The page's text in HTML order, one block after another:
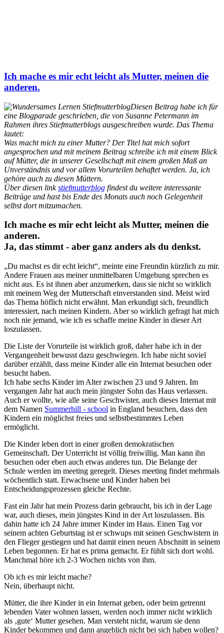
Ich mache es mir echt leicht als Mutter, meinen die
anderen.
Diesen Beitrag habe ich für
eine Blogparade geschrieben, die von Susanne Petermann im
Rahmen ihres Stiefmutterblogs ausgeschreiben wurde. Das Thema
lautet:
Was macht mich zu einer Mutter? Der Titel hat mich sofort
angesprochen und mit meinem Beitrag schreibe ich mit einem Blick
auf Mütter, die in unserer Gesellschaft mit einem großen Maß an
Unverständnis und vor allem Vorurteilen behaftet werden. Ja, ich
gehöre auch zu diesen Müttern.
Über diesen linkstiefmutterblog findest du weitere interessante
Beiträge und hast bis Ende des Monats auch noch Gelegenheit
selbst dort mitzumachen.
Ich mache es mir echt leicht als Mutter, meinen die
anderen.
Ja, das stimmt - aber ganz anders als du denkst.
„Du machst es dir echt leicht“, meinte eine Freundin kürzlich zu mir.
Andere Frauen aus meiner unmittelbaren Umgebung sprechen es
nicht aus. Es ist ihnen aber anzumerken, dass sie nicht so wirklich
mit meinem Weg der Mutterschaft einverstanden sind. Meist wird
das Thema höflich nicht erwähnt. Man erkundigt sich, freundlich
interessiert, nach meinen Kindern. Aber so wirklich gefragt hat mich
noch nie jemand, wie ich es schaffe meine Kinder in dieser Art
loszulassen.
Die Liste der Vorurteile ist wirklich groß, daher habe ich in der
Vergangenheit bewusst dazu geschwiegen. Ich habe nicht soviel
darüber erzählt, dass meine Kinder alle ein Internat besuchen oder
besucht haben.
Ich habe sechs Kinder im Alter zwischen 23 und 9 Jahren. Im
vergangen Jahr hat auch mein jüngster Sohn das Haus verlassen.
Auch er wollte, wie alle seine Geschwister, auch dieses Internat mit
dem Namen Summerhill - school in England besuchen, dass den
Kindern ein möglichst freies und selbstbestimmtes Leben
ermöglicht.
Die Kinder leben dort in einer großen demokratischen
Gemeinschaft. Der Unterricht ist völlig freiwillig. Man kann ihn
besuchen oder eben auch etwas anderes tun. Die Belange der
Schule werden im meeting geregelt. Dieses meeting findet mehrmals
wöchentlich statt. Erwachsene und Kinder haben bei
Entscheidungsprozessen gleiche Rechte.
Fast ein Jahr hat mein Prozess darin gebraucht, bis ich in der Lage
war, auch dieses, mein jüngstes Kind in der Art loszulassen. Bis
dahin hatte ich 24 Jahre immer Kinder im Haus. Einen Tag vor
seinem achten Geburtstag ist er schwups mit seinen Geschwistern in
den Flieger gestiegen und hat damit einen neuen Abschnitt in seinem
Leben begonnen. Er hat es prima gemacht. Er fühlt sich dort wohl.
Manchmal höre ich 2-3 Wochen nichts von ihm.
Ob ich es mir leicht mache?
Nein, überhaupt nicht.
Mütter, die ihre Kinder in ein Internat geben, oder beim getrennt
lebenden Vater wohnen lassen, werden noch immer nicht wirklich
als ‚gute‘ Mutter gesehen. Man versteht nicht, warum sie denn
Kinder bekommen und dann angeblich nicht bei sich haben wollen?